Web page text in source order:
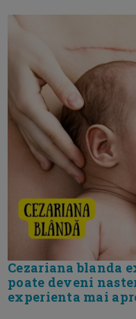
Cezariana blanda
poate deveni
experienta mai